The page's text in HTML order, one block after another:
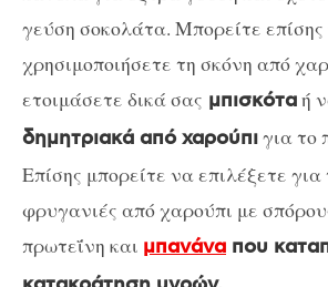
γεύση σοκολάτα. Μπορείτε
χρησιμοποιήσετε τη σκόνη από
ετοιμάσετε δικά σας μπισκόταή
δημητριακά από χαρούπιγια το
Επίσης μπορείτε να επιλέξετε
φρυγανιές από χαρούπι με
πρωτεΐνη και μπανάνα που